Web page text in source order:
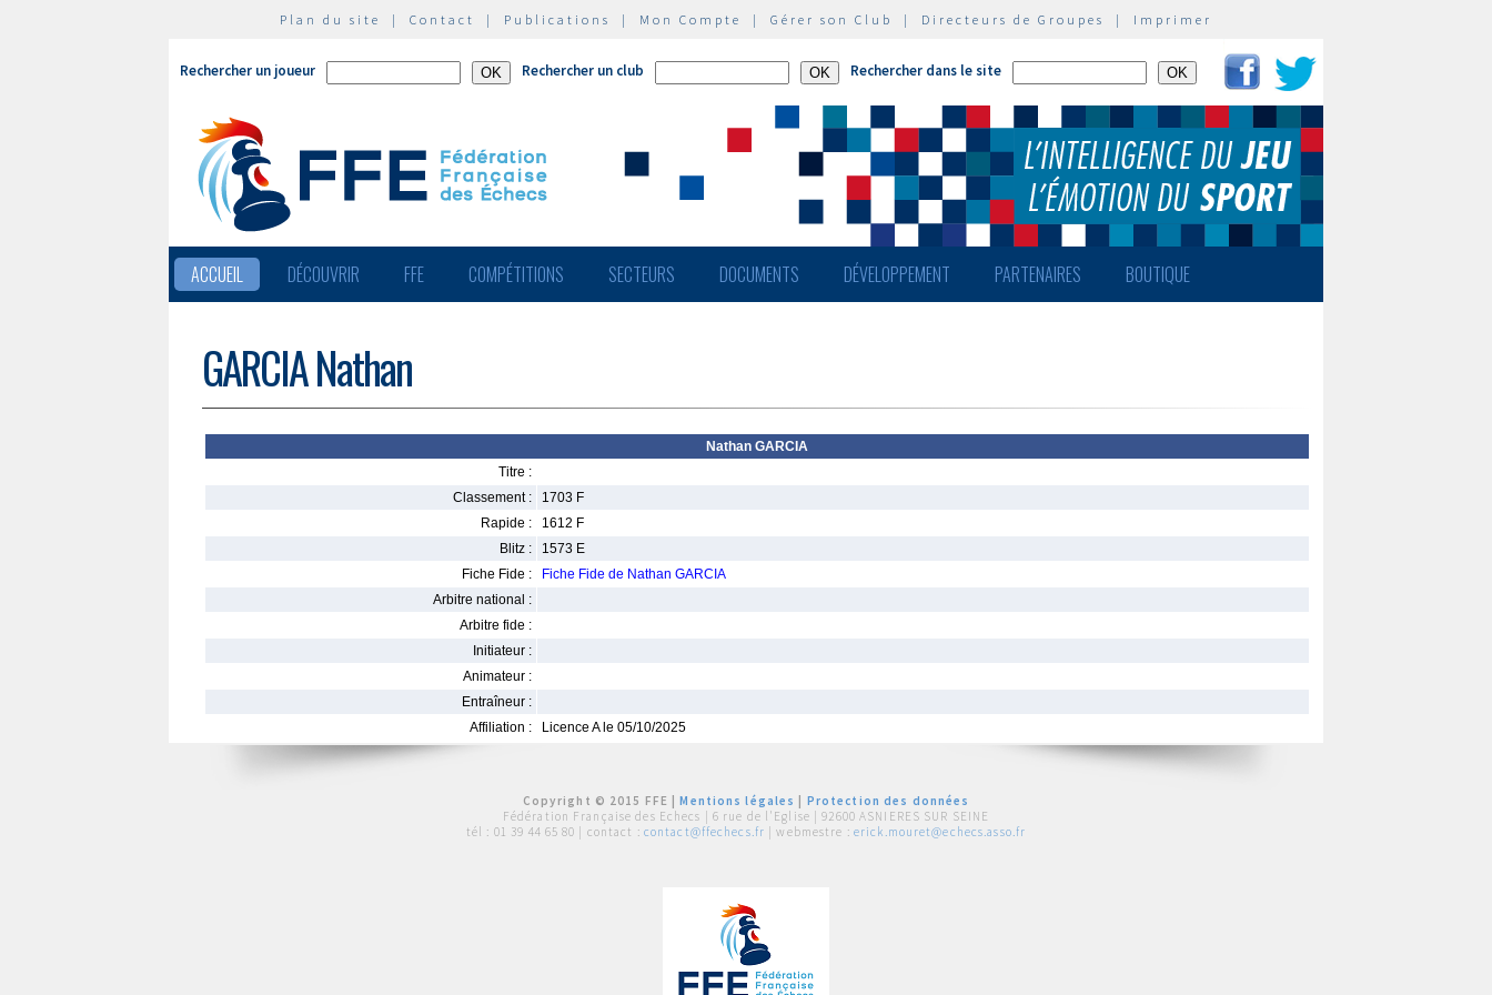
Plan du site | Contact | Publications | Mon Compte | Gérer son Club | Directeurs de Groupes | Imprimer
Rechercher un joueur Rechercher un club Rechercher dans le site
ACCUEIL DÉCOUVRIR FFE COMPÉTITIONS SECTEURS DOCUMENTS DÉVELOPPEMENT PARTENAIRES BOUTIQUE
GARCIA Nathan
Nathan GARCIA
Titre :
Classement :
1703 F
Rapide :
1612 F
Blitz :
1573 E
Fiche Fide :
Fiche Fide de Nathan GARCIA
Arbitre national :
Arbitre fide :
Initiateur :
Animateur :
Entraîneur :
Affiliation :
Licence A le 05/10/2025
Copyright © 2015 FFE |Mentions légales
Protection des données
Fédération Française des Echecs | 6 rue de l'Eglise | 92600 ASNIERES SUR SEINE
tél : 01 39 44 65 80 | contact : contact@ffechecs.fr | webmestre : erick.mouret@echecs.asso.fr